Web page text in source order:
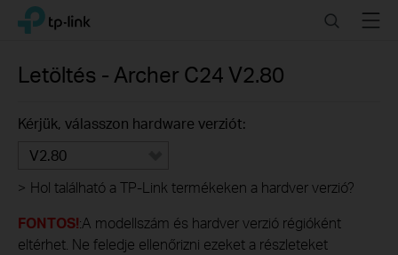
Click
navigation
TP-Link, Reliably Smart SearchMenu
Letöltés - Archer C24 V2.80
Kérjük, válasszon hardware verziót:
V2.80
> Hol található a TP-Link termékeken a hardver verzió?
FONTOS!:A modellszám és hardver verzió régióként
eltérhet. Ne feledje ellenőrizni ezeket a részleteket